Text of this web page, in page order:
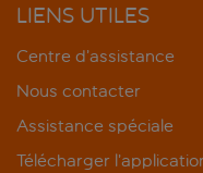
LIENS UTILES
Centre d’assistance
Nous contacter
Assistance spéciale
Télécharger